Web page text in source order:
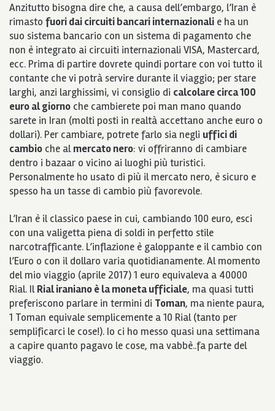
Anzitutto bisogna dire che, a causa dell’embargo, l’Iran è
rimasto fuori dai circuiti bancari internazionali e ha un
suo sistema bancario con un sistema di pagamento che
non è integrato ai circuiti internazionali VISA, Mastercard,
ecc. Prima di partire dovrete quindi portare con voi tutto il
contante che vi potrà servire durante il viaggio; per stare
larghi, anzi larghissimi, vi consiglio di calcolare circa 100
euro al giorno che cambierete poi man mano quando
sarete in Iran (molti posti in realtà accettano anche euro o
dollari). Per cambiare, potrete farlo sia negli uffici di
cambio che almercato nero: vi offriranno di cambiare
dentro i bazaar o vicino ai luoghi più turistici.
Personalmente ho usato di più il mercato nero, è sicuro e
spesso ha un tasse di cambio più favorevole.
L’Iran è il classico paese in cui, cambiando 100 euro, esci
con una valigetta piena di soldi in perfetto stile
narcotrafficante. L’inflazione è galoppante e il cambio con
l’Euro o con il dollaro varia quotidianamente. Al momento
del mio viaggio (aprile 2017) 1 euro equivaleva a 40000
Rial. IlRial iraniano è la moneta ufficiale, ma quasi tutti
preferiscono parlare in termini di Toman, ma niente paura,
1 Toman equivale semplicemente a 10 Rial (tanto per
semplificarci le cose!). Io ci ho messo quasi una settimana
a capire quanto pagavo le cose, ma vabbè..fa parte del
viaggio.